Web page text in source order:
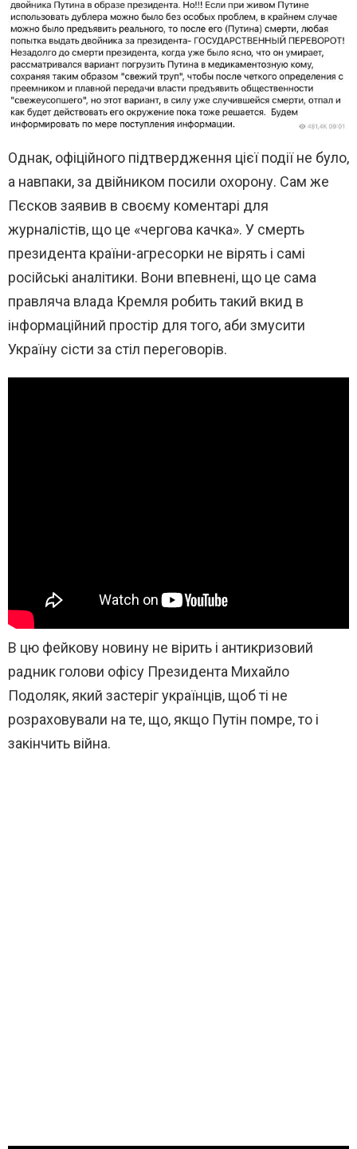
Однак, офіційного підтвердження цієї події не було,
а навпаки, за двійником посили охорону. Сам же
Пєсков заявив в своєму коментарі для
журналістів, що це «чергова качка». У смерть
президента країни-агресорки не вірять і самі
російські аналітики. Вони впевнені, що це сама
правляча влада Кремля робить такий вкид в
інформаційний простір для того, аби змусити
Україну сісти за стіл переговорів.
В цю фейкову новину не вірить і антикризовий
радник голови офісу Президента Михайло
Подоляк, який застеріг українців, щоб ті не
розраховували на те, що, якщо Путін помре, то і
закінчить війна.